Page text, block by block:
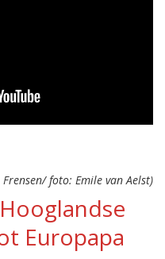
Frensen/ foto: Emile van Aelst)
Europapa